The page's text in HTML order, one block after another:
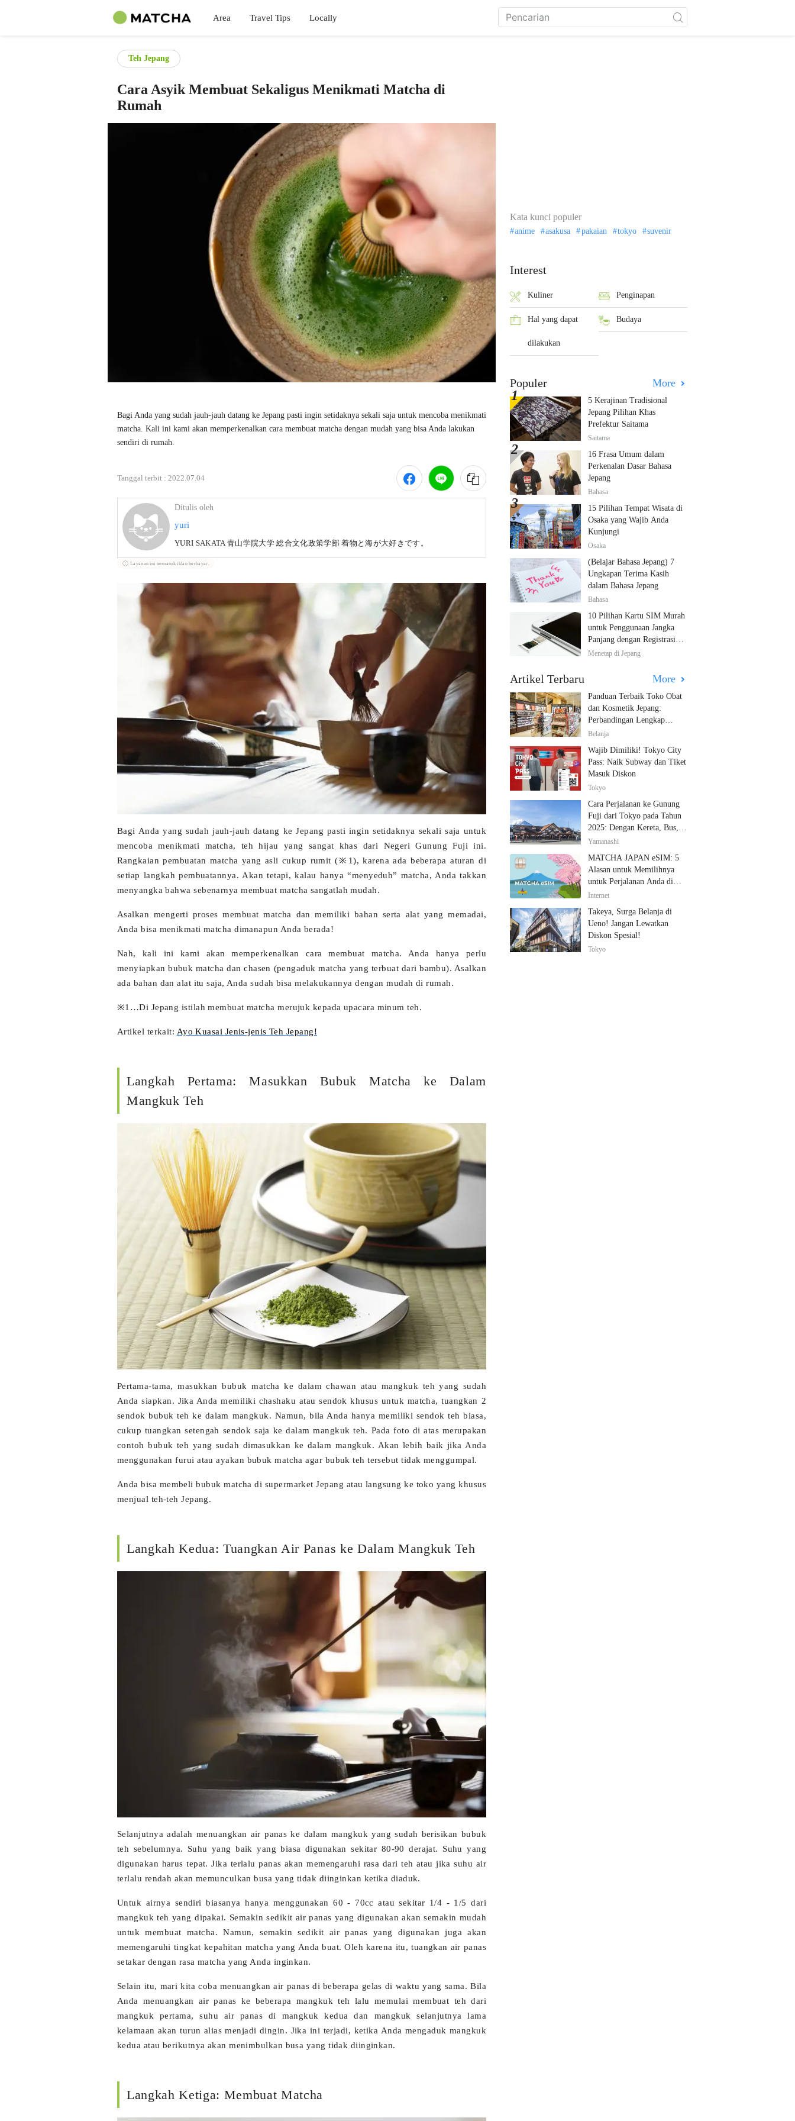
Area Travel Tips Locally
Teh Jepang
Cara Asyik Membuat Sekaligus Menikmati Matcha di
Rumah
Bagi Anda yang sudah jauh-jauh datang ke Jepang pasti ingin setidaknya sekali saja untuk mencoba menikmati
matcha. Kali ini kami akan memperkenalkan cara membuat matcha dengan mudah yang bisa Anda lakukan
sendiri di rumah.
Tanggal terbit : 2022.07.04
Ditulis oleh
yuri
YURI SAKATA 青山学院大学 総合文化政策学部 着物と海が大好きです。
Layanan ini termasuk iklan berbayar.
Bagi Anda yang sudah jauh-jauh datang ke Jepang pasti ingin setidaknya sekali saja untuk
mencoba menikmati matcha, teh hijau yang sangat khas dari Negeri Gunung Fuji ini.
Rangkaian pembuatan matcha yang asli cukup rumit (※1), karena ada beberapa aturan di
setiap langkah pembuatannya. Akan tetapi, kalau hanya “menyeduh” matcha, Anda takkan
menyangka bahwa sebenarnya membuat matcha sangatlah mudah.
Asalkan mengerti proses membuat matcha dan memiliki bahan serta alat yang memadai,
Anda bisa menikmati matcha dimanapun Anda berada!
Nah, kali ini kami akan memperkenalkan cara membuat matcha. Anda hanya perlu
menyiapkan bubuk matcha danchasen (pengaduk matcha yang terbuat dari bambu). Asalkan
ada bahan dan alat itu saja, Anda sudah bisa melakukannya dengan mudah di rumah.
※1…Di Jepang istilah membuat matcha merujuk kepada upacara minum teh.
Artikel terkait: Ayo Kuasai Jenis-jenis Teh Jepang!
Langkah Pertama: Masukkan Bubuk Matcha ke Dalam
Mangkuk Teh
Pertama-tama, masukkan bubuk matcha ke dalamchawan atau mangkuk teh yang sudah
Anda siapkan. Jika Anda memiliki chashaku atau sendok khusus untuk matcha, tuangkan 2
sendok bubuk teh ke dalam mangkuk. Namun, bila Anda hanya memiliki sendok teh biasa,
cukup tuangkan setengah sendok saja ke dalam mangkuk teh. Pada foto di atas merupakan
contoh bubuk teh yang sudah dimasukkan ke dalam mangkuk. Akan lebih baik jika Anda
menggunakan furui atau ayakan bubuk matcha agar bubuk teh tersebut tidak menggumpal.
Anda bisa membeli bubuk matcha di supermarket Jepang atau langsung ke toko yang khusus
menjual teh-teh Jepang.
Langkah Kedua: Tuangkan Air Panas ke Dalam Mangkuk Teh
Selanjutnya adalah menuangkan air panas ke dalam mangkuk yang sudah berisikan bubuk
teh sebelumnya. Suhu yang baik yang biasa digunakan sekitar 80-90 derajat. Suhu yang
digunakan harus tepat. Jika terlalu panas akan memengaruhi rasa dari teh atau jika suhu air
terlalu rendah akan memunculkan busa yang tidak diinginkan ketika diaduk.
Untuk airnya sendiri biasanya hanya menggunakan 60 - 70cc atau sekitar 1/4 - 1/5 dari
mangkuk teh yang dipakai. Semakin sedikit air panas yang digunakan akan semakin mudah
untuk membuat matcha. Namun, semakin sedikit air panas yang digunakan juga akan
memengaruhi tingkat kepahitan matcha yang Anda buat. Oleh karena itu, tuangkan air panas
setakar dengan rasa matcha yang Anda inginkan.
Selain itu, mari kita coba menuangkan air panas di beberapa gelas di waktu yang sama. Bila
Anda menuangkan air panas ke beberapa mangkuk teh lalu memulai membuat teh dari
mangkuk pertama, suhu air panas di mangkuk kedua dan mangkuk selanjutnya lama
kelamaan akan turun alias menjadi dingin. Jika ini terjadi, ketika Anda mengaduk mangkuk
kedua atau berikutnya akan menimbulkan busa yang tidak diinginkan.
Langkah Ketiga: Membuat Matcha
Kata kunci populer
anime asakusa pakaian tokyo suvenir
Interest
Kuliner Penginapan
Hal yang dapat
dilakukan
Budaya
Populer More
5 Kerajinan Tradisional
Jepang Pilihan Khas
Prefektur Saitama
Saitama
16 Frasa Umum dalam
Perkenalan Dasar Bahasa
Jepang
Bahasa
15 Pilihan Tempat Wisata di
Osaka yang Wajib Anda
Kunjungi
Osaka
(Belajar Bahasa Jepang) 7
Ungkapan Terima Kasih
dalam Bahasa Jepang
Bahasa
10 Pilihan Kartu SIM Murah
untuk Penggunaan Jangka
Panjang dengan Registrasi
Multibahasa!
Menetap di Jepang
Artikel Terbaru More
Panduan Terbaik Toko Obat
dan Kosmetik Jepang:
Perbandingan Lengkap
Diskon dari 12 Toko Farmasi
Belanja
Wajib Dimiliki! Tokyo City
Pass: Naik Subway dan Tiket
Masuk Diskon
Tokyo
Cara Perjalanan ke Gunung
Fuji dari Tokyo pada Tahun
2025: Dengan Kereta, Bus,
dan Mobil
Yamanashi
MATCHA JAPAN eSIM: 5
Alasan untuk Memilihnya
untuk Perjalanan Anda di
Jepang
Internet
Takeya, Surga Belanja di
Ueno! Jangan Lewatkan
Diskon Spesial!
Tokyo